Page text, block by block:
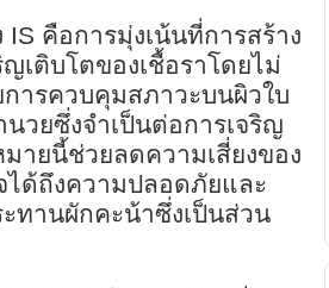
คือการมุ่งเน้นที่การสร้าง
เติบโตของเชื้อราโดยไม่
ารควบคุมสภาวะบนผิวใบ
วยซึ่งจำเป็นต่อการเจริญ
มายนี้ช่วยลดความเสี่ยงของ
ได้ถึงความปลอดภัยและ
ทานผักคะน้าซึ่งเป็นส่วน